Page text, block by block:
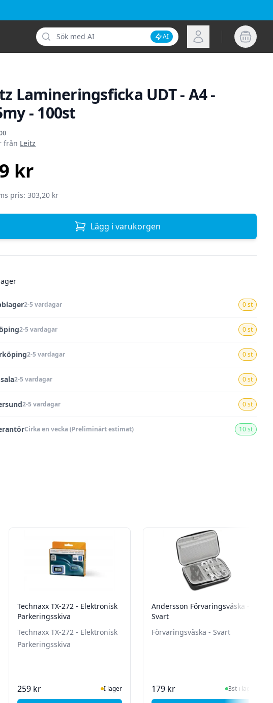
Sök
Inaktivera AI-sökning
AI Logga in
Lamineringsficka UDT - A4 -
- 100st
från Leitz
kr
pris: 303,20 kr
Lägg i varukorgen
2-5 vardagar 0 st
2-5 vardagar 0 st
2-5 vardagar 0 st
2-5 vardagar 0 st
2-5 vardagar 0 st
Cirka en vecka (Preliminärt estimat) 10 st
Technaxx TX-272 - Elektronisk
Parkeringsskiva
Technaxx TX-272 - Elektronisk
Parkeringsskiva
259 kr I lager
Andersson Förvaringsväska -
Svart
Förvaringsväska - Svart
179 kr I Lager3st i lager